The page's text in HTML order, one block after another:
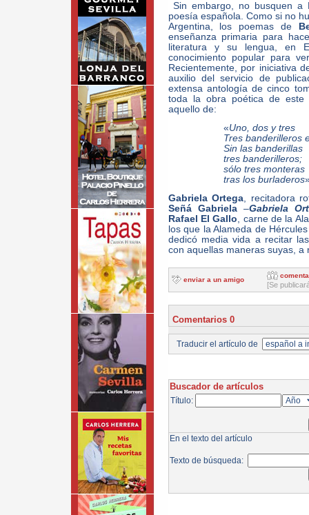
Sin embargo, no busquen a
poesía española. Como si no
Argentina, los poemas de
enseñanza primaria para
literatura y su lengua, en
conocimiento popular para
Recientemente, por iniciativa
auxilio del servicio de
extensa antología de cinco
toda la obra poética de este
aquello de:
«Uno, dos y tres
Tres banderilleros
Sin las banderillas
tres banderilleros;
sólo tres monteras
tras los burladeros
Gabriela Ortega, recitadora
Señá Gabriela–Gabriela
Rafael El Gallo, carne de la
los que la Alameda de
dedicó media vida a recitar
con aquellas maneras suyas,
enviar a un amigo
[Se
Comentarios 0
Traducir el artículo de
Buscador de artículos
Título:
En el texto del artículo
Texto de búsqueda: